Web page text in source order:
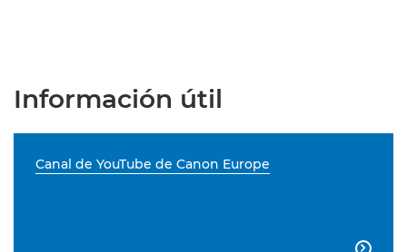
Información útil
Canal de YouTube de Canon Europe
